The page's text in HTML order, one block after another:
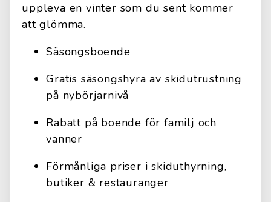
uppleva en vinter som du sent kommer
att glömma.
Säsongsboende
Gratis säsongshyra av skidutrustning
på nybörjarnivå
Rabatt på boende för familj och
vänner
Förmånliga priser i skiduthyrning,
butiker & restauranger